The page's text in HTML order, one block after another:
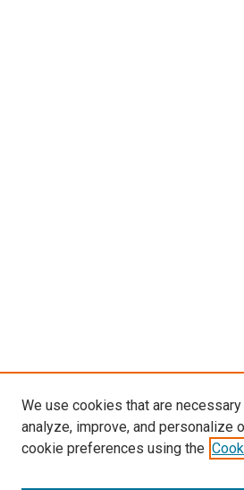
We use cookies that are
analyze, improve, and personalize
cookie preferences using the